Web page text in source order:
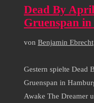
Dead By
Gruenspan
von Benjamin Ebrecht
Gestern spielte Dead
Gruenspan in
Awake The Dreamer